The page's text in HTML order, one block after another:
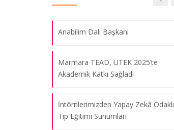
Anabilim Dalı Başkanı
Marmara TEAD, UTEK 2025’te
Akademik Katkı Sağladı
İntörnlerimizden Yapay Zekâ Odaklı
Tıp Eğitimi Sunumları